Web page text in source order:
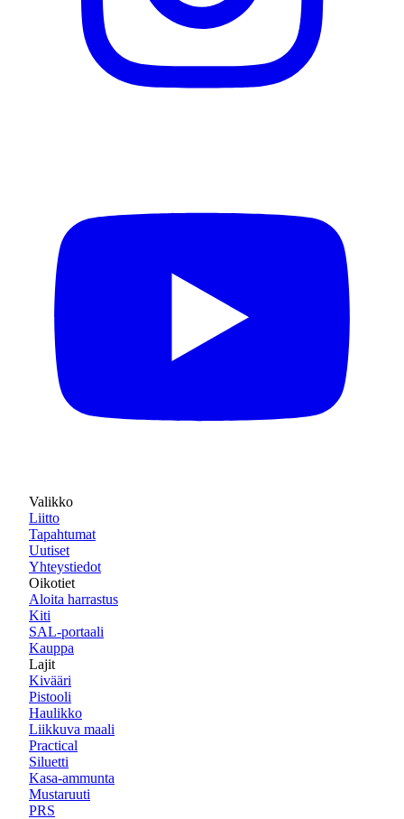
Valikko
Liitto
Tapahtumat
Uutiset
Yhteystiedot
Oikotiet
Aloita harrastus
Kiti
SAL-portaali
Kauppa
Lajit
Kivääri
Pistooli
Haulikko
Liikkuva maali
Practical
Siluetti
Kasa-ammunta
Mustaruuti
PRS